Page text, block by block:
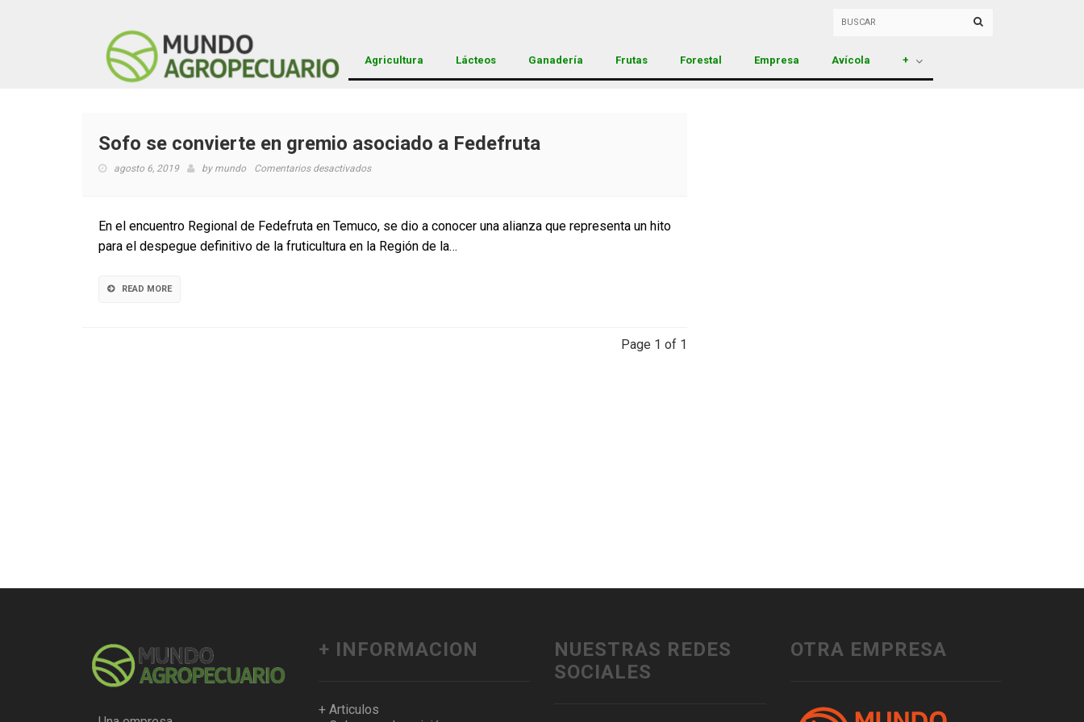
Agricultura Lácteos Ganadería Frutas Forestal Empresa Avícola +
Sofo se convierte en gremio asociado a Fedefruta
agosto 6, 2019 by mundo Comentarios desactivadosen
en
gremio
En el encuentro Regional de Fedefruta en Temuco, se dio a conocer una alianza que representa un hito
para el despegue definitivo de la fruticultura en la Región de la…
READ MORE
Page 1 of 1
+ INFORMACION
+ Articulos
NUESTRAS REDES
SOCIALES
OTRA EMPRESA